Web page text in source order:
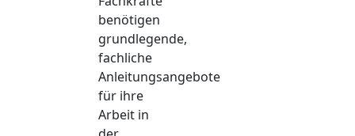
benötigen
grundlegende,
fachliche
Anleitungsangebote
für ihre
Arbeit in